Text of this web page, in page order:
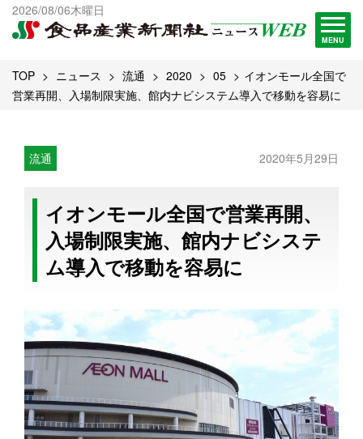
2026/08/06木曜日
MENU
出版物一覧へ
試読・購読申し込み
TOP ニュース 流通 2020 05
イオンモール全国で
営業再開、入場制限実施、館内ナビシステム導入で移動を容易に
流通 2020年5月29日
イオンモール全国で営業再開、
入場制限実施、館内ナビシステ
ム導入で移動を容易に